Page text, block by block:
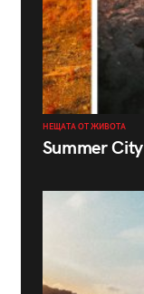
НЕЩАТА ОТ ЖИВОТА
Summer